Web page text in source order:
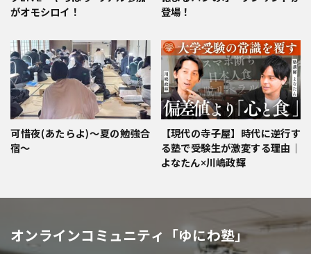
がオモシロイ！
登場！
可惜夜(あたらよ)〜夏の勉強合
宿〜
【現代の寺子屋】時代に逆行す
る塾で受験生が激変する理由｜
よなたん×川嶋政輝
オンラインコミュニティ「ゆにわ塾」